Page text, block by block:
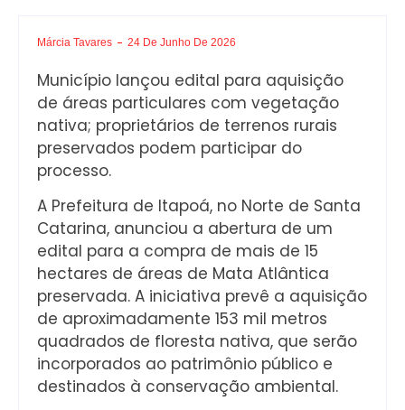
Márcia Tavares 24 De Junho De 2026
Município lançou edital para aquisição
de áreas particulares com vegetação
nativa; proprietários de terrenos rurais
preservados podem participar do
processo.
A Prefeitura de Itapoá, no Norte de Santa
Catarina, anunciou a abertura de um
edital para a compra de mais de 15
hectares de áreas de Mata Atlântica
preservada. A iniciativa prevê a aquisição
de aproximadamente 153 mil metros
quadrados de floresta nativa, que serão
incorporados ao patrimônio público e
destinados à conservação ambiental.